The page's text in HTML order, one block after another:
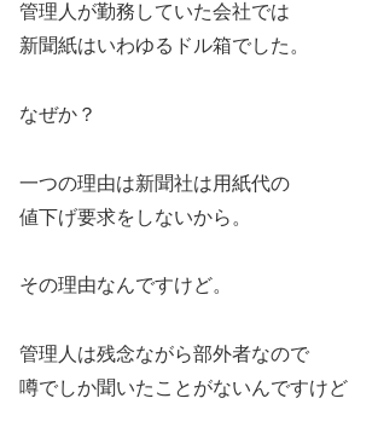
管理人が勤務していた会社では
新聞紙はいわゆるドル箱でした。
なぜか？
一つの理由は新聞社は用紙代の
値下げ要求をしないから。
その理由なんですけど。
管理人は残念ながら部外者なので
噂でしか聞いたことがないんですけど